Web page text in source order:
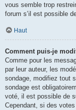
vous semble trop
forum s’il est possible
Haut
Comment puis-je
Comme pour les
par leur auteur, les
sondage, modifiez tout
sondage est
voté, il est possible de
Cependant, si des